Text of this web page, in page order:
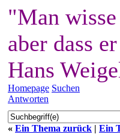
"Man
aber dass
Hans
Homepage Suchen
Antworten
« Ein Thema zurück | Ein